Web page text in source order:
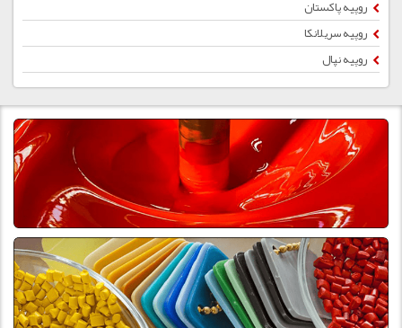
روپیه پاکستان
روپیه سریلانکا
روپیه نپال